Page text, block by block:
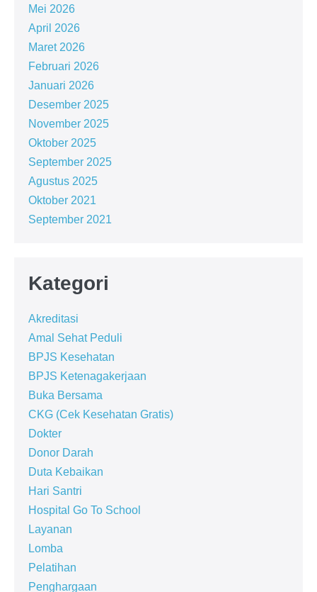
Mei 2026
April 2026
Maret 2026
Februari 2026
Januari 2026
Desember 2025
November 2025
Oktober 2025
September 2025
Agustus 2025
Oktober 2021
September 2021
Kategori
Akreditasi
Amal Sehat Peduli
BPJS Kesehatan
BPJS Ketenagakerjaan
Buka Bersama
CKG (Cek Kesehatan Gratis)
Dokter
Donor Darah
Duta Kebaikan
Hari Santri
Hospital Go To School
Layanan
Lomba
Pelatihan
Penghargaan